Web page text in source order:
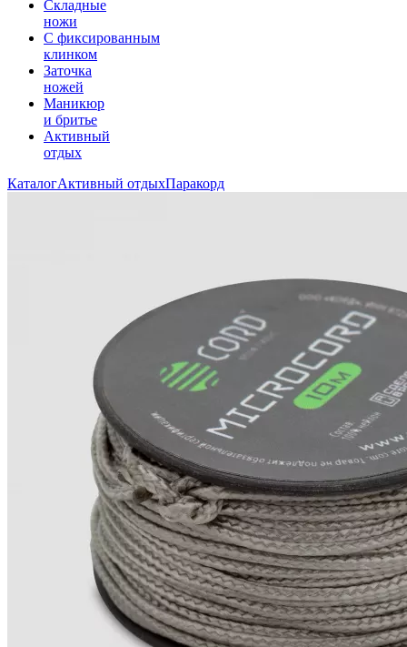
Складные
ножи
C фиксированным
клинком
Заточка
ножей
Маникюр
и бритье
Активный
отдых
КаталогАктивный отдыхПаракорд